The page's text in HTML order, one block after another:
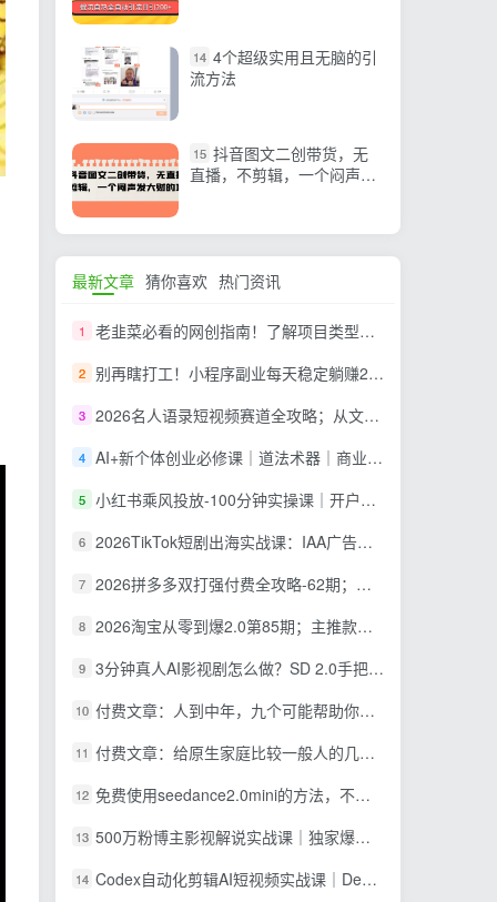
14 4个超级实用且无脑的引
流方法
15 抖音图文二创带货，无
直播，不剪辑，一个闷声发
最新文章 猜你喜欢 热门资讯
1 老韭菜必看的网创指南！了解项目类型，才能找到好的项目，才能拿到想要的结果
2 别再瞎打工！小程序副业每天稳定躺赚200+
3 2026名人语录短视频赛道全攻略；从文案撰写到声音克隆部署，系统掌握涨粉变现双赢制作技术
4 AI+新个体创业必修课｜道法术器｜商业逻辑·小红书流量·AI智能体｜低成本打造个人变现小生意全套教学
5 小红书乘风投放-100分钟实操课｜开户返点·标准投搭建·莱卡定向，新店建模撬动笔记自然流量全套教学
6 2026TikTok短剧出海实战课：IAA广告分账×IAP付费变现×账号搭建×平台规则×双轨爆发×回款全流程
7 2026拼多多双打强付费全攻略-62期；成本推广加托管双剑合璧，系统讲解7种付费玩法优劣势与选择策略
8 2026淘宝从零到爆2.0第85期；主推款五项高权重初始设置，改销量评晒秒单快速破零积累基础权重
9 3分钟真人AI影视剧怎么做？SD 2.0手把手完整制作流程｜Higgsfield 14天SD 2.0/2.5无限生成
10 付费文章：人到中年，九个可能帮助你延长寿命的习惯
11 付费文章：给原生家庭比较一般人的几点建议，打破阶层局限，实现个人与家族代际向上跃升
12 免费使用seedance2.0mini的方法，不能真人，可以无限10秒视频，9图+3音频参考
13 500万粉博主影视解说实战课｜独家爆款私藏思路，AI文案剪映PR剪辑发布全流程教学
14 Codex自动化剪辑AI短视频实战课｜DeepSeek V4 Pro多API联动，图文成片封装Skill全流程